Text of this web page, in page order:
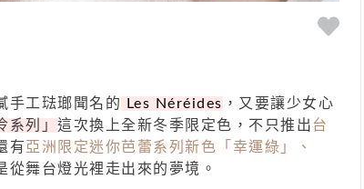
手工琺瑯聞名的 Les Néréides ，又要讓少女心
系列」 這次換上全新冬季限定色，不只推出台
有 亞洲限定迷你芭蕾系列新色「幸運綠」、
從舞台燈光裡走出來的夢境。